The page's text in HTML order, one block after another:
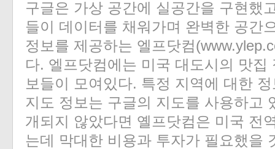
구글은 가상 공간에 실공간을 구현했
들이 데이터를 채워가며 완벽한 공간
정보를 제공하는 엘프닷컴
다. 엘프닷컴에는 미국 대도시의 맛
보들이 모여있다. 특정 지역에 대한
지도 정보는 구글의 지도를 사용하고
개되지 않았다면 옐프닷컴은 미국 전
는데 막대한 비용과 투자가 필요했을